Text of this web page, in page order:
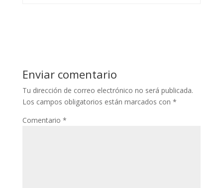
Enviar comentario
Tu dirección de correo electrónico no será publicada.
Los campos obligatorios están marcados con *
Comentario *